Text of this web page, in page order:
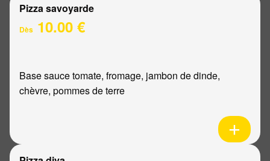
Pizza savoyarde
Dès 10.00 €
Base sauce tomate, fromage, jambon de dinde,
chèvre, pommes de terre